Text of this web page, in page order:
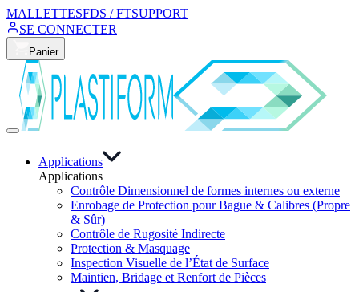
MALLETTESFDS / FTSUPPORT
SE CONNECTER
Panier
Applications
Applications
Contrôle Dimensionnel de formes internes ou externe
Enrobage de Protection pour Bague & Calibres (Propre
& Sûr)
Contrôle de Rugosité Indirecte
Protection & Masquage
Inspection Visuelle de l’État de Surface
Maintien, Bridage et Renfort de Pièces